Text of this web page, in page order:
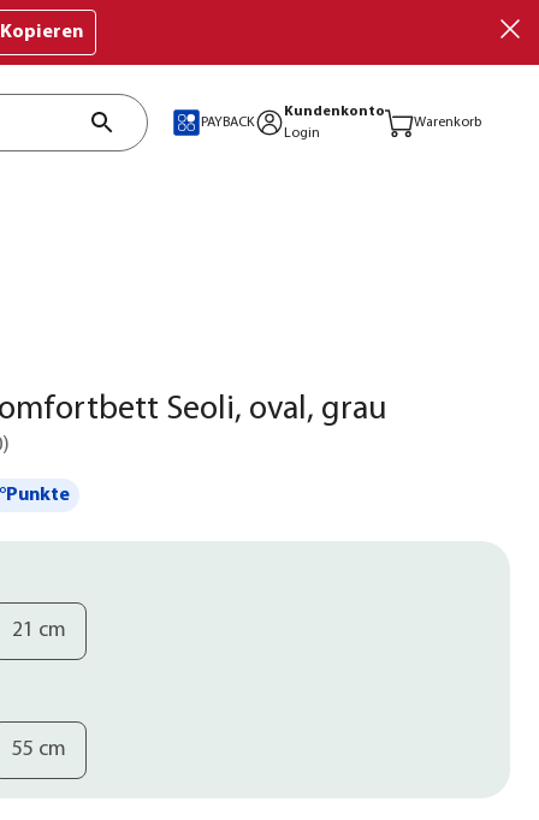
Kopieren
PAYBACK
Kundenkonto
Login
Warenkorb
Seoli, oval, grau
)
21 cm
55 cm